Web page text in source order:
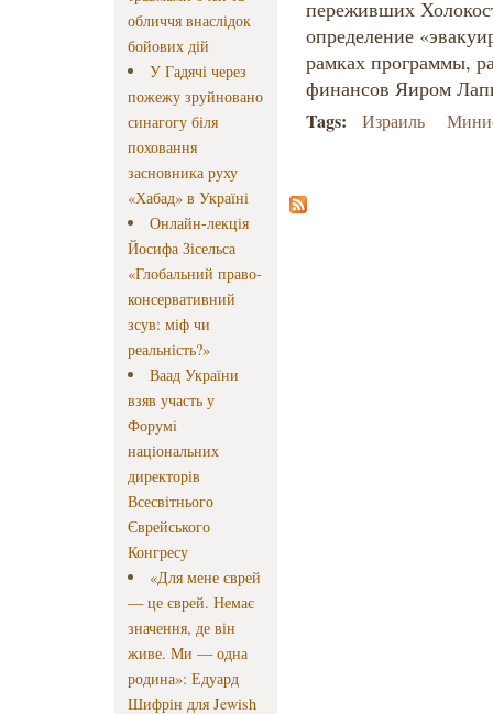
обличчя внаслідок
бойових дій
У Гадячі через
пожежу зруйновано
синагогу біля
поховання
засновника руху
«Хабад» в Україні
Онлайн-лекція
Йосифа Зісельса
«Глобальний право-
консервативний
зсув: міф чи
реальність?»
Ваад України
взяв участь у
Форумі
національних
директорів
Всесвітнього
Єврейського
Конгресу
«Для мене єврей
— це єврей. Немає
значення, де він
живе. Ми — одна
родина»: Едуард
Шифрін для Jewish
переживших
определение
рамках программы,
финансов Яиром
Tags: Израиль